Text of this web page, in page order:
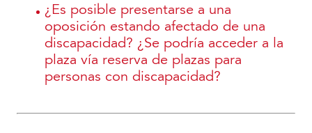
¿Es posible presentarse a una
oposición estando afectado de una
discapacidad? ¿Se podría acceder a la
plaza vía reserva de plazas para
personas con discapacidad?